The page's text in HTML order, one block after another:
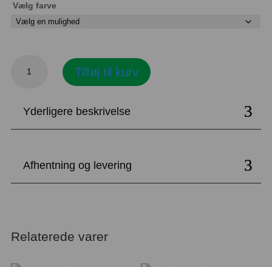
Vælg farve
hjerte
udskæring
Tilføj til kurv
Yderligere beskrivelse
Afhentning og levering
Relaterede varer